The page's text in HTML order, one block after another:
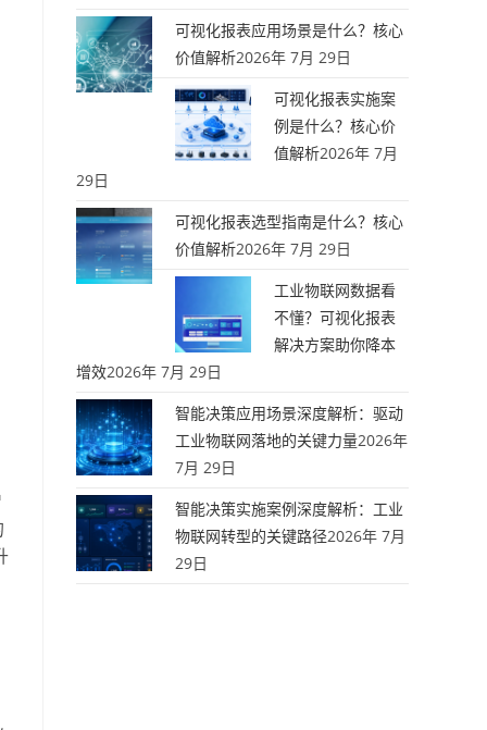
可视化报表应用场景是什么？核心
价值解析2026年 7月 29日
可视化报表实施案
例是什么？核心价
值解析2026年 7月
29日
可视化报表选型指南是什么？核心
价值解析2026年 7月 29日
工业物联网数据看
不懂？可视化报表
解决方案助你降本
增效2026年 7月 29日
智能决策应用场景深度解析：驱动
工业物联网落地的关键力量2026年
7月 29日
智能决策实施案例深度解析：工业
物联网转型的关键路径2026年 7月
29日